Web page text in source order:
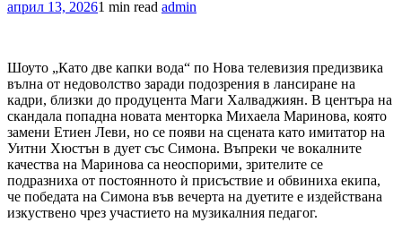
април 13, 20261 min read admin
Шоуто „Като две капки вода“ по Нова телевизия предизвика
вълна от недоволство заради подозрения в лансиране на
кадри, близки до продуцента Маги Халваджиян. В центъра на
скандала попадна новата менторка Михаела Маринова, която
замени Етиен Леви, но се появи на сцената като имитатор на
Уитни Хюстън в дует със Симона. Въпреки че вокалните
качества на Маринова са неоспорими, зрителите се
подразниха от постоянното ѝ присъствие и обвиниха екипа,
че победата на Симона във вечерта на дуетите е издействана
изкуствено чрез участието на музикалния педагог.